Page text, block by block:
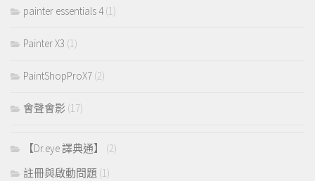
painter essentials 4(1)
Painter X3 (1)
PaintShopProX7 (2)
會聲會影 (17)
【Dr.eye 譯典通】
(2)
註冊與啟動問題 (1)